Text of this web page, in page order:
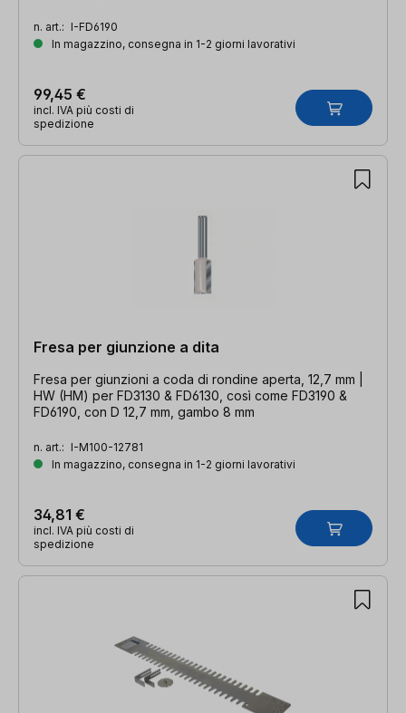
n. art.: I-FD6190
In magazzino, consegna in 1-2 giorni lavorativi
99,45 €
incl. IVA più costi di
spedizione
Fresa per giunzione a dita
Fresa per giunzioni a coda di rondine aperta, 12,7 mm |
HW (HM) per FD3130 & FD6130, così come FD3190 &
FD6190, con D 12,7 mm, gambo 8 mm
n. art.: I-M100-12781
In magazzino, consegna in 1-2 giorni lavorativi
34,81 €
incl. IVA più costi di
spedizione